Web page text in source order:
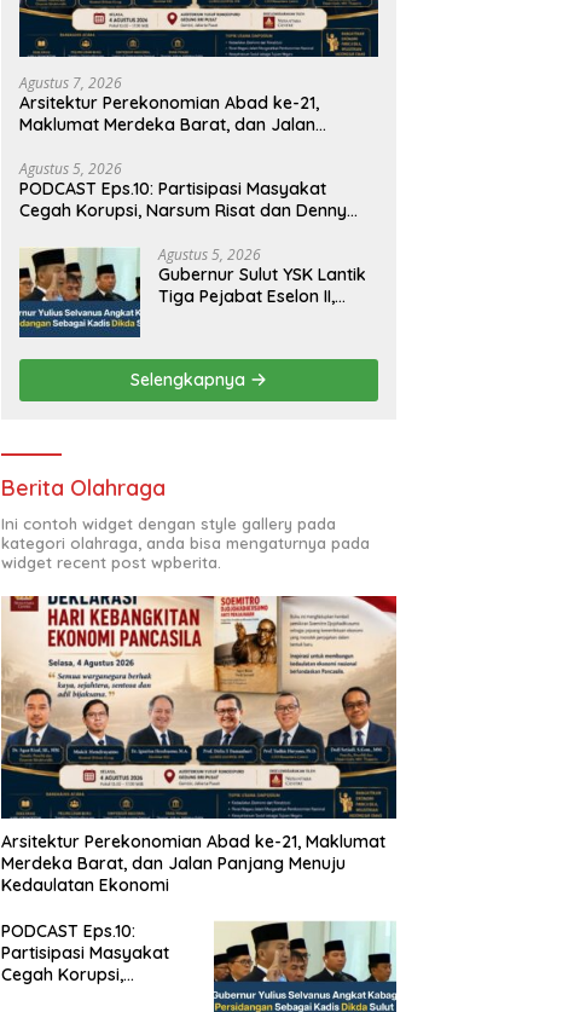
Agustus 7, 2026
Arsitektur Perekonomian Abad ke-21,
Maklumat Merdeka Barat, dan Jalan
Agustus 5, 2026
PODCAST Eps.10: Partisipasi Masyakat
Cegah Korupsi, Narsum Risat dan Denny
Agustus 5, 2026
Gubernur Sulut YSK Lantik
Tiga Pejabat Eselon II,
Selengkapnya
Berita Olahraga
Ini contoh widget dengan style gallery pada
kategori olahraga, anda bisa mengaturnya pada
widget recent post wpberita.
Arsitektur Perekonomian Abad ke-21, Maklumat
Merdeka Barat, dan Jalan Panjang Menuju
Kedaulatan Ekonomi
PODCAST Eps.10:
Partisipasi Masyakat
Cegah Korupsi,